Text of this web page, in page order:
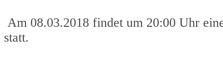
Am 08.03.2018 findet um 20:00 Uhr
statt.